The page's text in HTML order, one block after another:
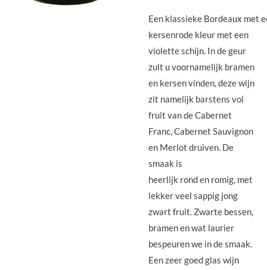
Een klassieke Bordeaux met
kersenrode kleur met een
violette schijn. In de geur
zult u voornamelijk bramen
en kersen vinden, deze wijn
zit namelijk barstens vol
fruit van de Cabernet
Franc, Cabernet Sauvignon
en Merlot druiven. De
smaak is
heerlijk rond en romig, met
lekker veel sappig jong
zwart fruit. Zwarte bessen,
bramen en wat laurier
bespeuren we in de smaak.
Een zeer goed glas wijn